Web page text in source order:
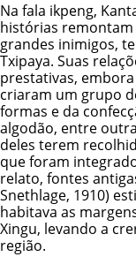
Na fala ikpeng,
histórias
grandes inimigos,
Txipaya. Suas
prestativas,
criaram um grupo
formas e da
algodão, entre
deles terem
que foram
relato, fontes
Snethlage, 1910)
habitava as
Xingu, levando a
região.